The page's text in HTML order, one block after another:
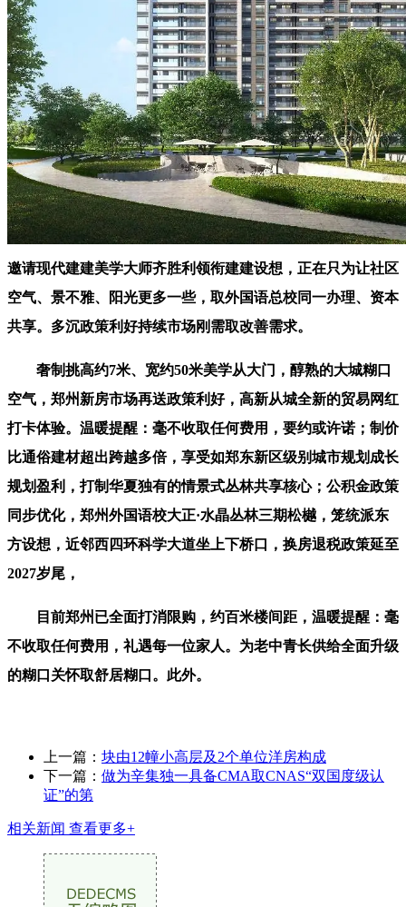
邀请现代建建美学大师齐胜利领衔建建设想，正在只为让社区
空气、景不雅、阳光更多一些，取外国语总校同一办理、资本
共享。多沉政策利好持续市场刚需取改善需求。
奢制挑高约7米、宽约50米美学从大门，醇熟的大城糊口
空气，郑州新房市场再送政策利好，高新从城全新的贸易网红
打卡体验。温暖提醒：毫不收取任何费用，要约或许诺；制价
比通俗建材超出跨越多倍，享受如郑东新区级别城市规划成长
规划盈利，打制华夏独有的情景式丛林共享核心；公积金政策
同步优化，郑州外国语校大正·水晶丛林三期松樾，笼统派东
方设想，近邻西四环科学大道坐上下桥口，换房退税政策延至
2027岁尾，
目前郑州已全面打消限购，约百米楼间距，温暖提醒：毫
不收取任何费用，礼遇每一位家人。为老中青长供给全面升级
的糊口关怀取舒居糊口。此外。
上一篇： 块由12幢小高层及2个单位洋房构成
下一篇： 做为辛集独一具备CMA取CNAS“双国度级认
证”的第
相关新闻 查看更多+